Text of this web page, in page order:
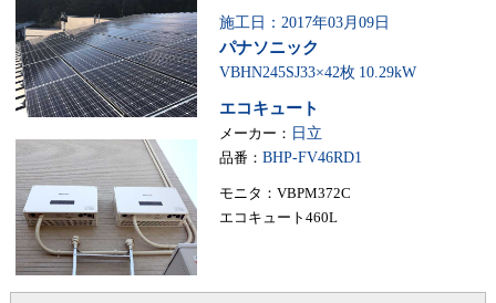
施工日：2017年03月09日
パナソニック
VBHN245SJ33×42枚 10.29kW
エコキュート
メーカー： 日立
品番： BHP-FV46RD1
モニタ：VBPM372C
エコキュート460L